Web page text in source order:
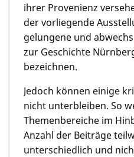
ihrer Provenienz
der vorliegende
gelungene und
zur Geschichte
bezeichnen.
Jedoch können einige
nicht unterbleiben. So
Themenbereiche im
Anzahl der Beiträge
unterschiedlich und